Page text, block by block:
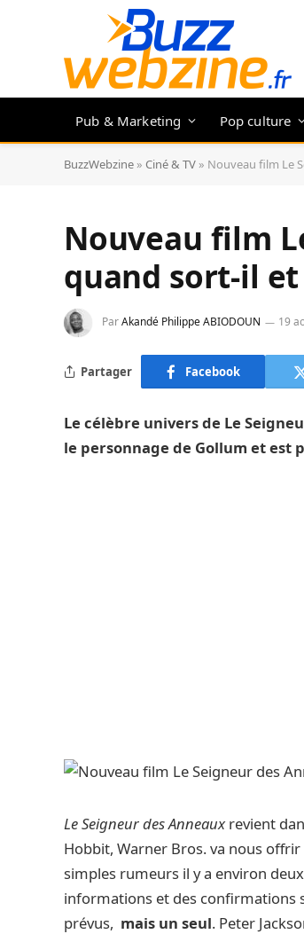
Pub & Marketing Pop culture
BuzzWebzine » Ciné & TV » Nouveau film Le
Nouveau film
quand sort-il
ParAkandé Philippe ABIODOUN 19
Partager Facebook
Le célèbre univers de Le
le personnage de Gollum et est
Le Seigneur des Anneauxrevient
Hobbit, Warner Bros. va nous
simples rumeurs il y a environ
informations et des confirmations
prévus, mais un seul. Peter